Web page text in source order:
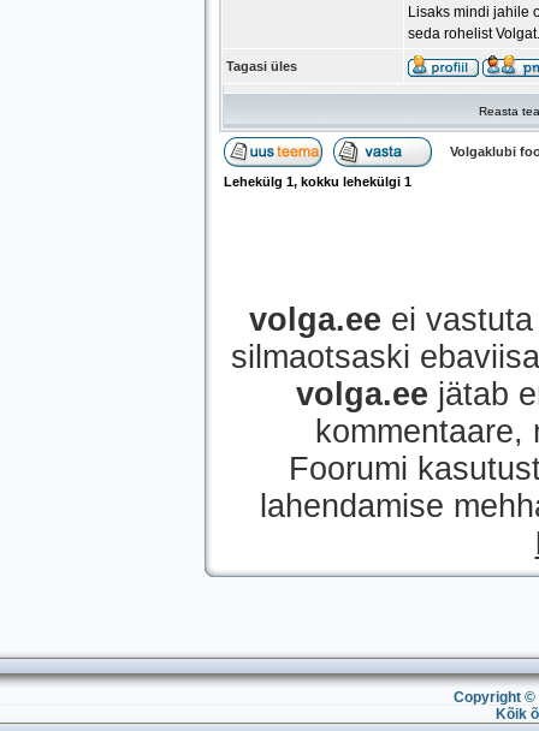
Lisaks mindi jahile
seda rohelist Volgat.
Tagasi üles
Reasta
Volgaklubi
Lehekülg 1, kokku lehekülgi 1
volga.ee ei
silmaotsaski
volga.ee jätab
Foorumi
lahendamise
Copyright ©
Kõik